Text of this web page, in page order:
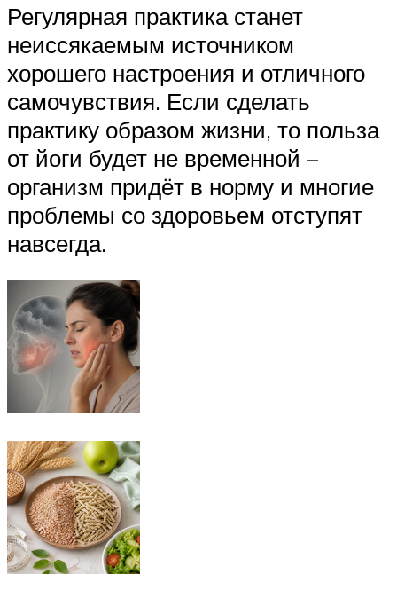
Регулярная практика станет
неиссякаемым источником
хорошего настроения и отличного
самочувствия. Если сделать
практику образом жизни, то польза
от йоги будет не временной –
организм придёт в норму и многие
проблемы со здоровьем отступят
навсегда.